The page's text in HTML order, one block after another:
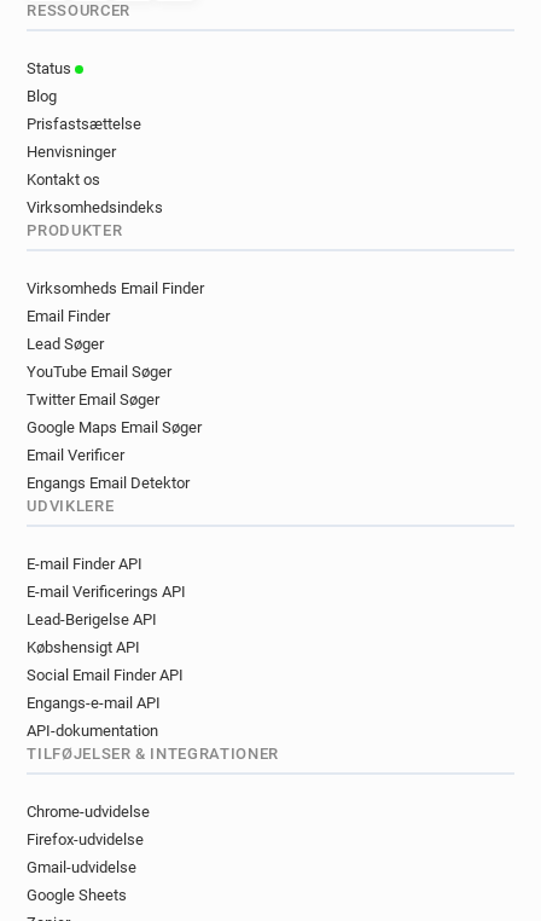
RESSOURCER
Status
Blog
Prisfastsættelse
Henvisninger
Kontakt os
Virksomhedsindeks
PRODUKTER
Virksomheds Email Finder
Email Finder
Lead Søger
YouTube Email Søger
Twitter Email Søger
Google Maps Email Søger
Email Verificer
Engangs Email Detektor
UDVIKLERE
E-mail Finder API
E-mail Verificerings API
Lead-Berigelse API
Købshensigt API
Social Email Finder API
Engangs-e-mail API
API-dokumentation
TILFØJELSER & INTEGRATIONER
Chrome-udvidelse
Firefox-udvidelse
Gmail-udvidelse
Google Sheets